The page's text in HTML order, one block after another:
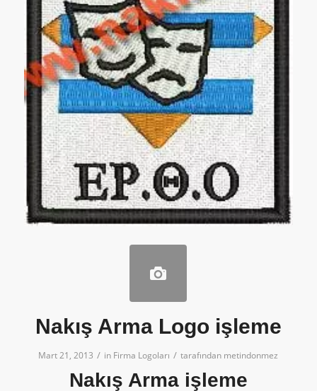
Nakış Arma Logo işleme
Mart 21, 2013 / in Firma Logoları / tarafından metindonmez
Nakış Arma işleme